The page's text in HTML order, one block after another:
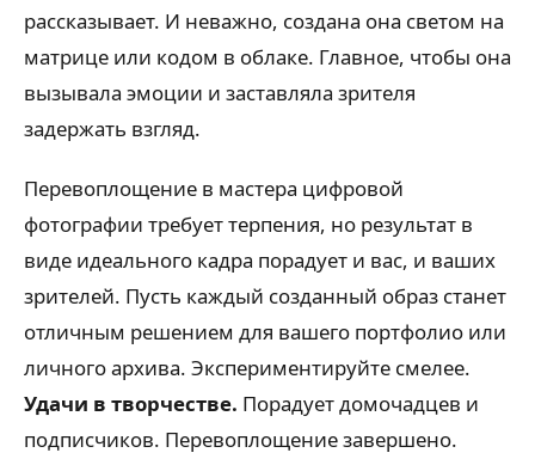
рассказывает. И неважно, создана она светом на
матрице или кодом в облаке. Главное, чтобы она
вызывала эмоции и заставляла зрителя
задержать взгляд.
Перевоплощение в мастера цифровой
фотографии требует терпения, но результат в
виде идеального кадра порадует и вас, и ваших
зрителей. Пусть каждый созданный образ станет
отличным решением для вашего портфолио или
личного архива. Экспериментируйте смелее.
Удачи в творчестве. Порадует домочадцев и
подписчиков. Перевоплощение завершено.